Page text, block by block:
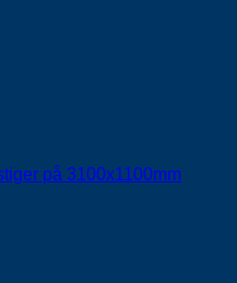
på 3100x1100mm